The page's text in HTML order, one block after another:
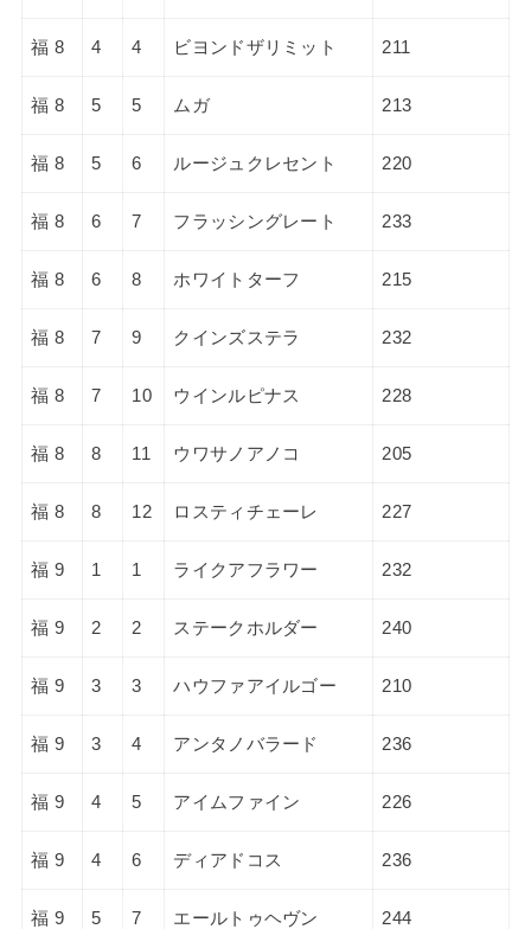
福 8 4 4 ビヨンドザリミット 211
福 8 5 5 ムガ 213
福 8 5 6 ルージュクレセント 220
福 8 6 7 フラッシングレート 233
福 8 6 8 ホワイトターフ 215
福 8 7 9 クインズステラ 232
福 8 7 10 ウインルピナス 228
福 8 8 11 ウワサノアノコ 205
福 8 8 12 ロスティチェーレ 227
福 9 1 1 ライクアフラワー 232
福 9 2 2 ステークホルダー 240
福 9 3 3 ハウファアイルゴー 210
福 9 3 4 アンタノバラード 236
福 9 4 5 アイムファイン 226
福 9 4 6 ディアドコス 236
福 9 5 7 エールトゥヘヴン 244